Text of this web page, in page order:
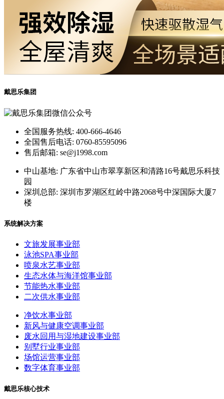
戴思乐集团
全国服务热线: 400-666-4646
全国售后电话: 0760-85595096
售后邮箱: se@j1998.com
中山基地: 广东省中山市翠享新区和清路16号戴思乐科技
园
深圳总部: 深圳市罗湖区红岭中路2068号中深国际大厦7
楼
系统解决方案
文旅发展事业部
泳池SPA事业部
喷泉水艺事业部
生态水体与海洋馆事业部
节能热水事业部
二次供水事业部
净饮水事业部
新风与健康空调事业部
废水回用与湿地建设事业部
别墅行业事业部
场馆运营事业部
数字体育事业部
戴思乐核心技术